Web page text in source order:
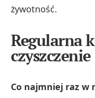
żywotność.
Regularna
czyszczenie
Co najmniej raz